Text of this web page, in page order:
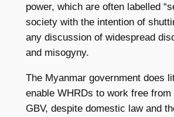
power, which are often labelled
society with the intention of
any discussion of widespread
and misogyny.
The Myanmar government does
enable WHRDs to work free
GBV, despite domestic law and